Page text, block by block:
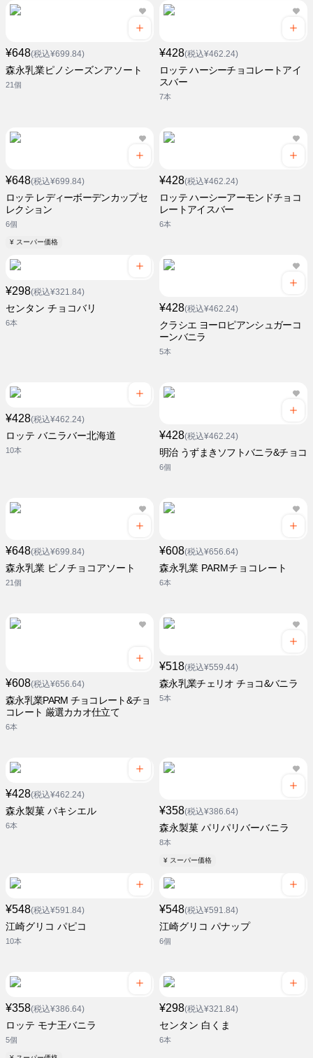
¥648(税込¥699.84)
森永乳業ピノシーズンアソート
21個
¥428(税込¥462.24)
ロッテ ハーシーチョコレートアイ
スバー
7本
¥648(税込¥699.84)
ロッテ レディーボーデンカップセ
レクション
6個
¥ スーパー価格
¥428(税込¥462.24)
ロッテ ハーシーアーモンドチョコ
レートアイスバー
6本
¥298(税込¥321.84)
センタン チョコバリ
6本
¥428(税込¥462.24)
クラシエ ヨーロピアンシュガーコ
ーンバニラ
5本
¥428(税込¥462.24)
ロッテ バニラバー北海道
10本
¥428(税込¥462.24)
明治 うずまきソフトバニラ&チョコ
6個
¥648(税込¥699.84)
森永乳業 ピノチョコアソート
21個
¥608(税込¥656.64)
森永乳業 PARMチョコレート
6本
¥608(税込¥656.64)
森永乳業PARM チョコレート&チョ
コレート 厳選カカオ仕立て
6本
¥518(税込¥559.44)
森永乳業チェリオ チョコ&バニラ
5本
¥428(税込¥462.24)
森永製菓 パキシエル
6本
¥358(税込¥386.64)
森永製菓 パリパリバーバニラ
8本
¥ スーパー価格
¥548(税込¥591.84)
江崎グリコ パピコ
10本
¥548(税込¥591.84)
江崎グリコ パナップ
6個
¥358(税込¥386.64)
ロッテ モナ王バニラ
5個
¥298(税込¥321.84)
センタン 白くま
6本